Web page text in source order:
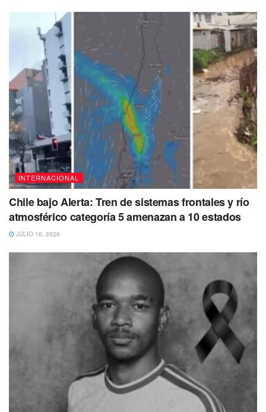
INTERNACIONAL
Chile bajo Alerta: Tren de sistemas frontales y río
atmosférico categoría 5 amenazan a 10 estados
JULIO 16, 2026